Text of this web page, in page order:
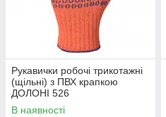
Рукавички робочі трикотажні
(щільні) з ПВХ крапкою
ДОЛОНІ 526
В наявності